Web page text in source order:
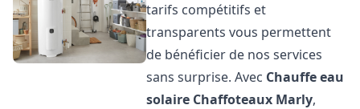
tarifs compétitifs et
transparents vous permettent
de bénéficier de nos services
sans surprise. Avec Chauffe eau
solaire Chaffoteaux Marly,